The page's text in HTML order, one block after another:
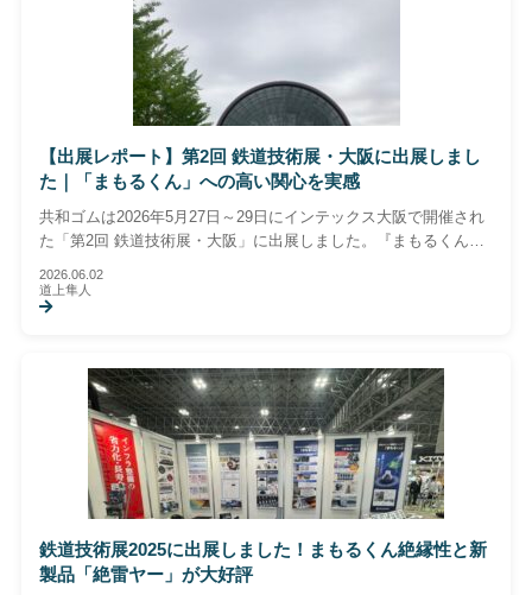
【出展レポート】第2回 鉄道技術展・大阪に出展しまし
た｜「まもるくん」への高い関心を実感
共和ゴムは2026年5月27日～29日にインテックス大阪で開催され
た「第2回 鉄道技術展・大阪」に出展しました。『まもるくん』
様にご来場いただきました。地元大阪開催ならではの交流の中
で、西日本エリアでの拡販の可能性と今後の課題を実感した展示
2026.06.02
道上隼人
鉄道技術展2025に出展しました！まもるくん絶縁性と新
製品「絶雷ヤー」が大好評